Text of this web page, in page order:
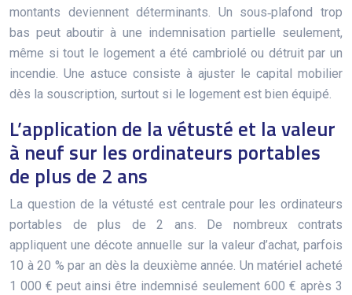
montants deviennent déterminants. Un sous‑plafond trop
bas peut aboutir à une indemnisation partielle seulement,
même si tout le logement a été cambriolé ou détruit par un
incendie. Une astuce consiste à ajuster le capital mobilier
dès la souscription, surtout si le logement est bien équipé.
L’application de la vétusté et la valeur
à neuf sur les ordinateurs portables
de plus de 2 ans
La question de la vétusté est centrale pour les ordinateurs
portables de plus de 2 ans. De nombreux contrats
appliquent une décote annuelle sur la valeur d’achat, parfois
10 à 20 % par an dès la deuxième année. Un matériel acheté
1 000 € peut ainsi être indemnisé seulement 600 € après 3